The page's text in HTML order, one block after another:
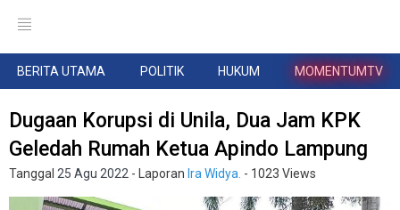
BERITA UTAMA POLITIK HUKUM MOMENTUMTV
Dugaan Korupsi di Unila, Dua Jam KPK
Geledah Rumah Ketua Apindo Lampung
Tanggal 25 Agu 2022 - Laporan Ira Widya. - 1023 Views